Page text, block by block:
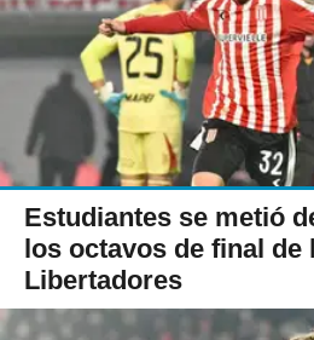
Estudiantes se metió
los octavos de final de
Libertadores